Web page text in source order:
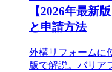
【2026年最新
と申請方法
外構リフォームに
版で解説。バリア